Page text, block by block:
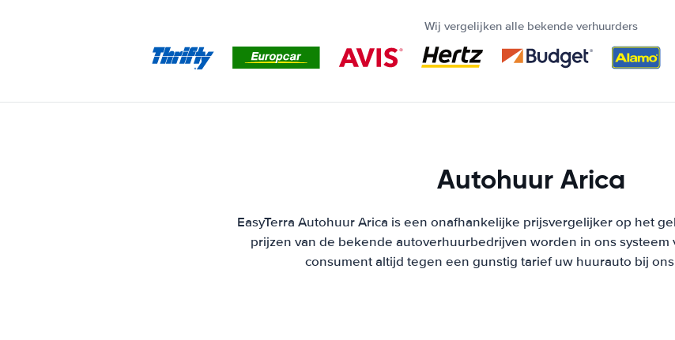
Wij vergelijken alle bekende verhuurders
Autohuur Arica
EasyTerra Autohuur Arica is een onafhankelijke prijsvergelijker op het
prijzen van de bekende autoverhuurbedrijven worden in ons systeem
consument altijd tegen een gunstig tarief uw huurauto bij